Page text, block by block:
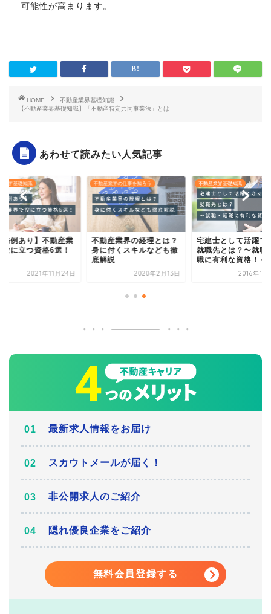
可能性が高まります。
HOME
不動産業界基礎知識
【不動産業界基礎知識】「不動産特定共同事業法」とは
あわせて読みたい人気記事
業界基礎知識
務例あり】不動産業
役に立つ資格6選！
2021年11月24日
不動産業界の仕事を知ろう
不動産業界の経理とは？
身に付くスキルなども徹
底解説
2020年2月13日
不動産業界基礎知識
宅建士として活躍で
就職先とは？〜就職
職に有利な資格！～
2016年11
最新求人情報をお届け
スカウトメールが届く！
非公開求人のご紹介
隠れ優良企業をご紹介
無料会員登録する